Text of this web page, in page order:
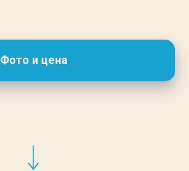
Фото и цена